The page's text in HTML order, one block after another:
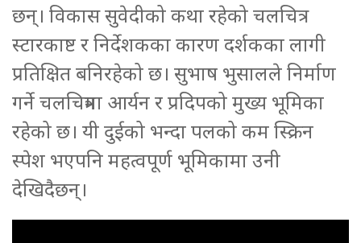
छन्। विकास सुवेदीको कथा रहेको चलचित्र
स्टारकाष्ट र निर्देशकका कारण दर्शकका लागी
प्रतिक्षित बनिरहेको छ। सुभाष भुसालले निर्माण
गर्ने चलचित्रमा आर्यन र प्रदिपको मुख्य भूमिका
रहेको छ। यी दुईको भन्दा पलको कम स्क्रिन
स्पेश भएपनि महत्वपूर्ण भूमिकामा उनी
देखिदैछन्।